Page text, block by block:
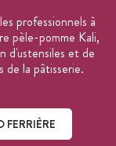
professionnels à
pèle-pomme Kali,
d'ustensiles et de
de la pâtisserie.